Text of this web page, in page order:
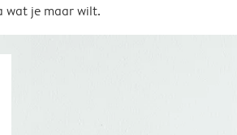
wat je maar wilt.